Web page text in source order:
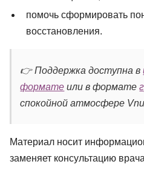
помочь сформировать
восстановления.
👉 Поддержка доступна в
формате или в формате
спокойной атмосфере
Материал носит
заменяет консультацию